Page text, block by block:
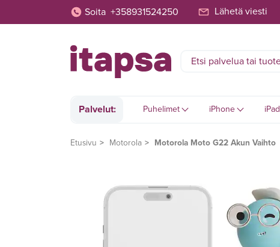
Soita +358931524250 Lähetä viesti
Palvelut: Puhelimet iPhone iPad
Etusivu Motorola Motorola Moto G22 Akun Vaihto